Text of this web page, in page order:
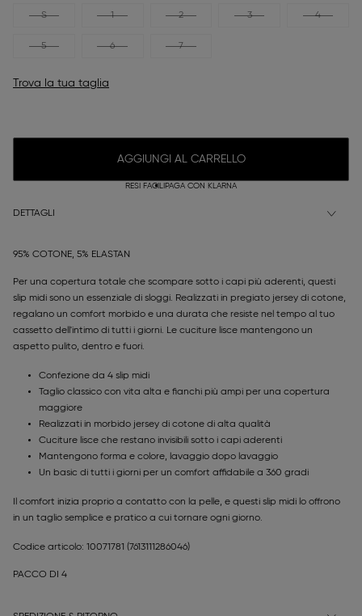
S 1 2 3 4
5 6 7
Trova la tua taglia
AGGIUNGI AL CARRELLO
RESI FACILI PAGA CON KLARNA
DETTAGLI
95% COTONE, 5% ELASTAN
Per una copertura totale che scompare sotto i capi più aderenti, questi
slip midi sono un essenziale di sloggi. Realizzati in pregiato jersey di cotone,
regalano un comfort morbido e una durata che resiste nel tempo al tuo
cassetto dell'intimo di tutti i giorni. Le cuciture lisce mantengono un
aspetto pulito, dentro e fuori.
Confezione da 4 slip midi
Taglio classico con vita alta e fianchi più ampi per una copertura
maggiore
Realizzati in morbido jersey di cotone di alta qualità
Cuciture lisce che restano invisibili sotto i capi aderenti
Mantengono forma e colore, lavaggio dopo lavaggio
Un basic di tutti i giorni per un comfort affidabile a 360 gradi
Il comfort inizia proprio a contatto con la pelle, e questi slip midi lo offrono
in un taglio semplice e pratico a cui tornare ogni giorno.
Codice articolo: 10071781 (7613111286046)
PACCO DI 4